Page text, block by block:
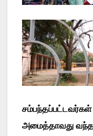
சம்பந்தப்பட்டவர்கள்
அமைத்தாவது